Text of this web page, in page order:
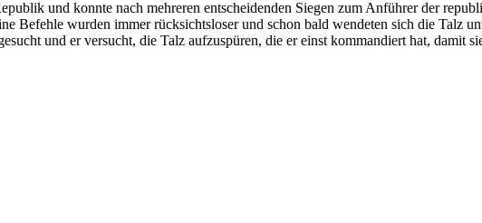
und konnte nach mehreren entscheidenden Siegen zum Anführer der
Befehle wurden immer rücksichtsloser und schon bald wendeten sich die Talz
und er versucht, die Talz aufzuspüren, die er einst kommandiert hat, damit